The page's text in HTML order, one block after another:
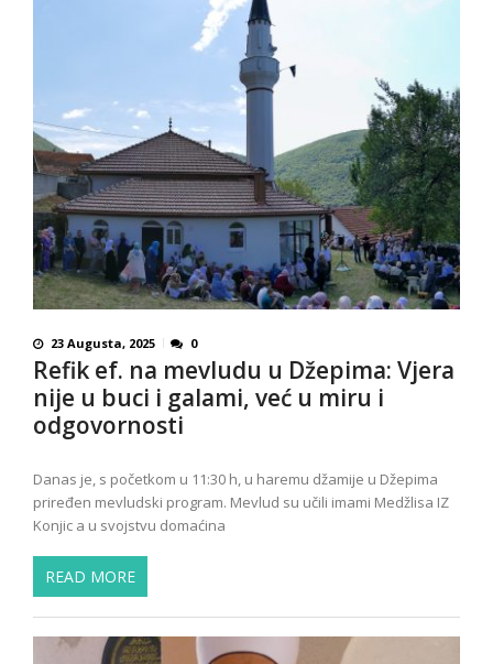
23 Augusta, 2025 0
Refik ef. na mevludu u Džepima: Vjera
nije u buci i galami, već u miru i
odgovornosti
Danas je, s početkom u 11:30 h, u haremu džamije u Džepima
priređen mevludski program. Mevlud su učili imami Medžlisa IZ
Konjic a u svojstvu domaćina
READ MORE